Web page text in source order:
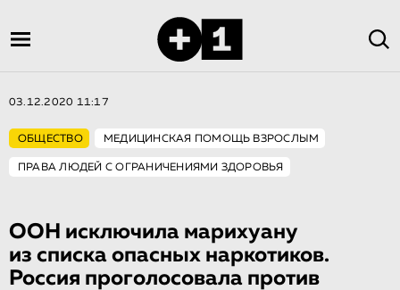
03.12.2020 11:17
ОБЩЕСТВО МЕДИЦИНСКАЯ ПОМОЩЬ ВЗРОСЛЫМ
ПРАВА ЛЮДЕЙ С ОГРАНИЧЕНИЯМИ ЗДОРОВЬЯ
ООН исключила марихуану
из списка опасных наркотиков.
Россия проголосовала против